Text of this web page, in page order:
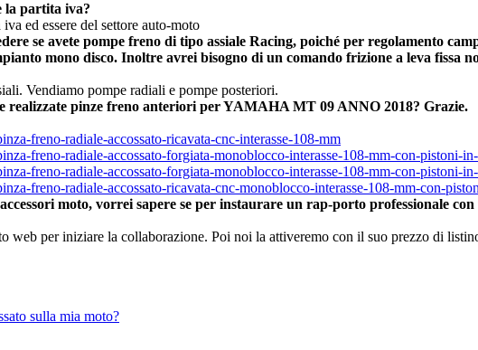
la partita iva?
ed essere del settore auto-moto
se avete pompe freno di tipo assiale Racing, poiché per regolamento
mono disco. Inoltre avrei bisogno di un comando frizione a leva fissa
Vendiamo pompe radiali e pompe posteriori.
realizzate pinze freno anteriori per YAMAHA MT 09 ANNO 2018? Grazie.
freno-radiale-accossato-ricavata-cnc-interasse-108-mm
freno-radiale-accossato-forgiata-monoblocco-interasse-108-mm-con-pistoni-
freno-radiale-accossato-forgiata-monoblocco-interasse-108-mm-con-pistoni-
freno-radiale-accossato-ricavata-cnc-monoblocco-interasse-108-mm-con-
moto, vorrei sapere se per instaurare un rap-porto professionale
web per iniziare la collaborazione. Poi noi la attiveremo con il suo prezzo di
sulla mia moto?